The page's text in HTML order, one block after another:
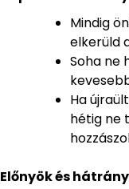
Mindig
elkerüld
Soha ne
Ha
hétig ne
Előnyök és